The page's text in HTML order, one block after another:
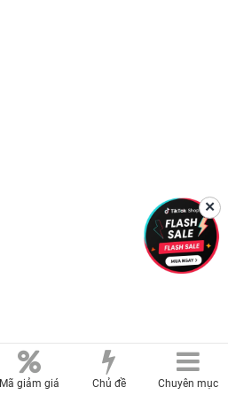
Mã giảm giá Chủ đề Chuyên mục
✕